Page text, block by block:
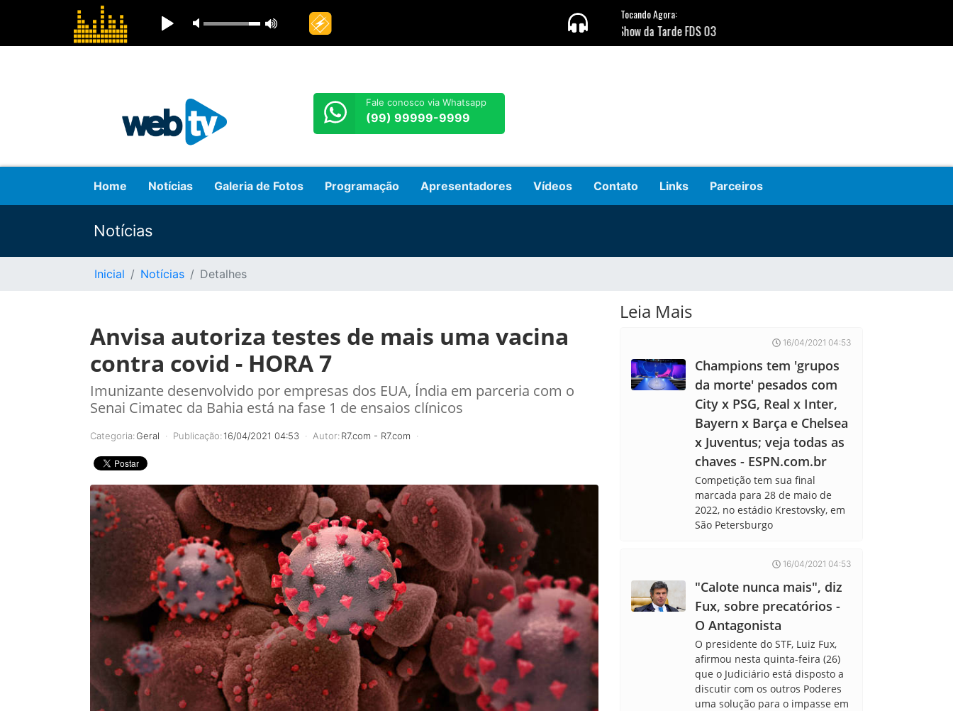
Fale conosco via Whatsapp
(99) 99999-9999
Home Notícias Galeria de Fotos Programação Apresentadores Vídeos Contato Links Parceiros
Notícias
Inicial Notícias Detalhes
Anvisa autoriza testes de mais uma vacina
contra covid - HORA 7
Imunizante desenvolvido por empresas dos EUA, Índia em parceria com o
Senai Cimatec da Bahia está na fase 1 de ensaios clínicos
Categoria:Geral Publicação:16/04/2021 04:53 Autor: R7.com - R7.com
Leia Mais
16/04/2021 04:53
Champions tem 'grupos
da morte' pesados com
City x PSG, Real x Inter,
Bayern x Barça e Chelsea
x Juventus; veja todas as
chaves - ESPN.com.br
Competição tem sua final
marcada para 28 de maio de
2022, no estádio Krestovsky, em
São Petersburgo
16/04/2021 04:53
"Calote nunca mais", diz
Fux, sobre precatórios -
O Antagonista
O presidente do STF, Luiz Fux,
afirmou nesta quinta-feira (26)
que o Judiciário está disposto a
discutir com os outros Poderes
uma solução para o impasse em